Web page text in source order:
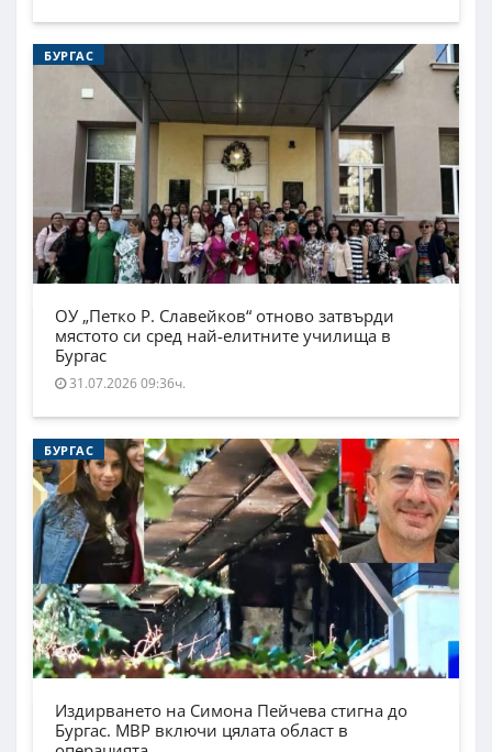
БУРГАС
ОУ „Петко Р. Славейков“ отново затвърди
мястото си сред най-елитните училища в
Бургас
31.07.2026 09:36ч.
БУРГАС
Издирването на Симона Пейчева стигна до
Бургас. МВР включи цялата област в